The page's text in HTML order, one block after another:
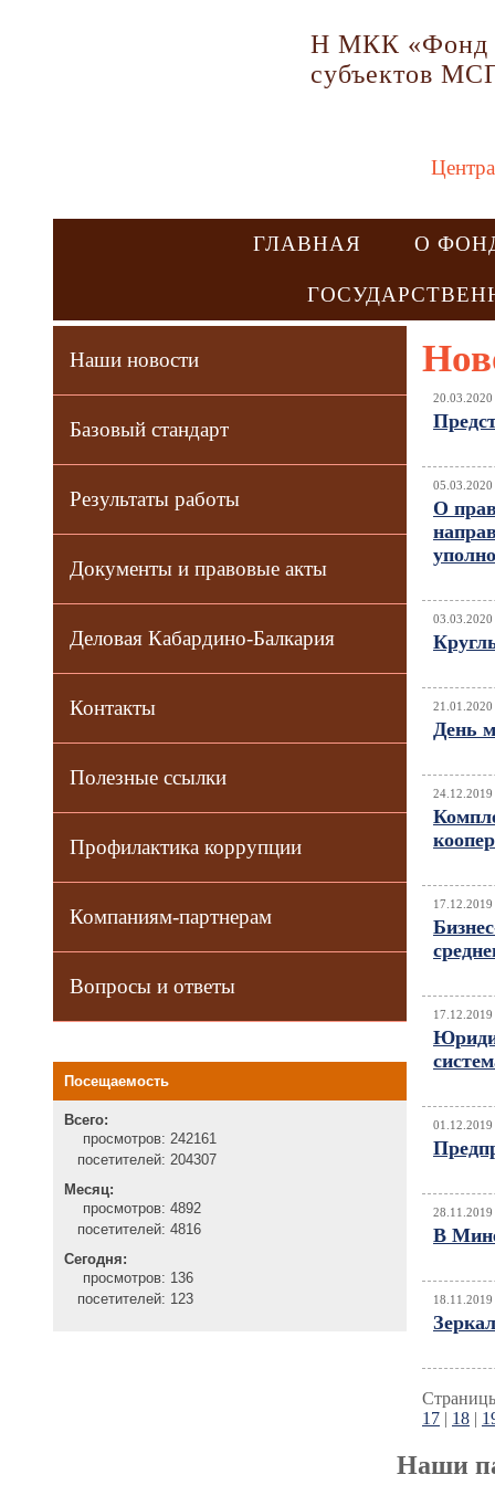
Н МКК «Фонд
субъектов
ГЛАВНАЯ О
Наши новости
Базовый стандарт
Результаты работы
Документы и правовые акты
Деловая Кабардино-Балкария
Контакты
Полезные ссылки
Профилактика коррупции
Компаниям-партнерам
Вопросы и ответы
Посещаемость
Всего:
просмотров: 242161
посетителей: 204307
Месяц:
просмотров: 4892
посетителей: 4816
Сегодня:
просмотров: 136
посетителей: 123
О
День
В
17 | 18 |
Наши